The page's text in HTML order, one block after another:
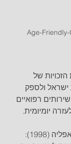
Age-Friendly-
של
ישראל ולספק
רפואיים
יומיומית.